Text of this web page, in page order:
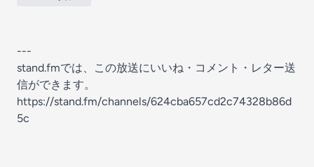
---
stand.fmでは、この放送にいいね・コメント・レター送
信ができます。
https://stand.fm/channels/624cba657cd2c74328b86d
5c